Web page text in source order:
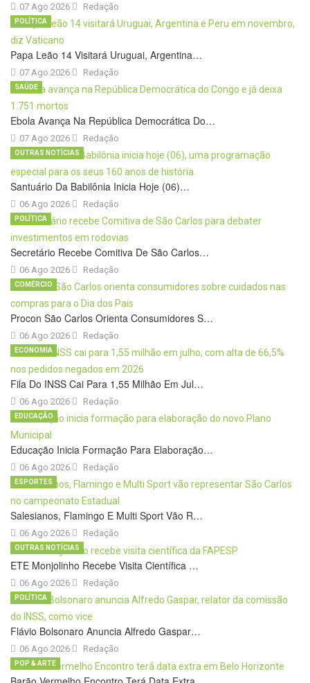
07 Ago 2026 Redação
Papa Leão 14 Visitará Uruguai, Argentina…
07 Ago 2026
POLÍTICA
Redação
Ebola Avança Na República Democrática Do…
07 Ago 2026
SAÚDE
Redação
Santuário Da Babilônia Inicia Hoje (06)…
06 Ago 2026
OUTRAS NOTÍCIAS
Redação
Secretário Recebe Comitiva De São Carlos…
06 Ago 2026
POLÍTICA
Redação
Procon São Carlos Orienta Consumidores S…
06 Ago 2026
COMÉRCIO
Redação
Fila Do INSS Cai Para 1,55 Milhão Em Jul…
06 Ago 2026
ECONOMIA
Redação
Educação Inicia Formação Para Elaboração…
06 Ago 2026
EDUCAÇÃO
Redação
Salesianos, Flamingo E Multi Sport Vão R…
06 Ago 2026
ESPORTES
Redação
ETE Monjolinho Recebe Visita Científica …
06 Ago 2026
OUTRAS NOTÍCIAS
Redação
Flávio Bolsonaro Anuncia Alfredo Gaspar…
06 Ago 2026
POLÍTICA
Redação
POP & ARTE